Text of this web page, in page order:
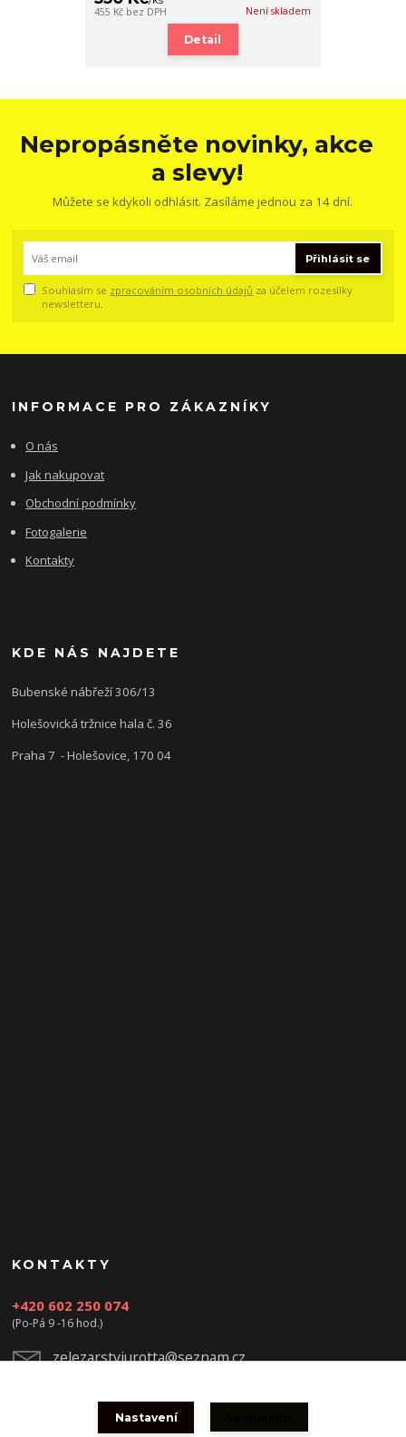
455 Kč bez DPH Není skladem
Detail
Nepropásněte novinky, akce
a slevy!
Můžete se kdykoli odhlásit. Zasíláme jednou za 14 dní.
Přihlásit se
Souhlasím se zpracováním osobních údajů za účelem rozesílky
newsletteru.
INFORMACE PRO ZÁKAZNÍKY
O nás
Jak nakupovat
Obchodní podmínky
Fotogalerie
Kontakty
KDE NÁS NAJDETE
Bubenské nábřeží 306/13
Holešovická tržnice hala č. 36
Praha 7 - Holešovice, 170 04
KONTAKTY
+420 602 250 074
(Po-Pá 9 -16 hod.)
zelezarstviurotta@seznam.cz
Nastavení